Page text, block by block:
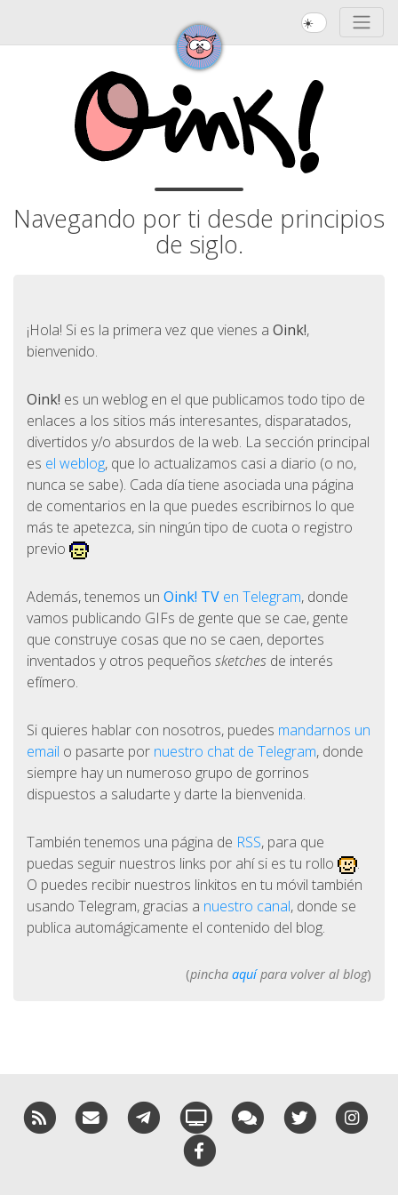
☀️
Navegando por ti desde principios
de siglo.
¡Hola! Si es la primera vez que vienes a Oink!,
bienvenido.
Oink! es un weblog en el que publicamos todo tipo de
enlaces a los sitios más interesantes, disparatados,
divertidos y/o absurdos de la web. La sección principal
es el weblog, que lo actualizamos casi a diario (o no,
nunca se sabe). Cada día tiene asociada una página
de comentarios en la que puedes escribirnos lo que
más te apetezca, sin ningún tipo de cuota o registro
previo
Además, tenemos un Oink! TV en Telegram, donde
vamos publicando GIFs de gente que se cae, gente
que construye cosas que no se caen, deportes
inventados y otros pequeños sketches de interés
efímero.
Si quieres hablar con nosotros, puedes mandarnos un
email o pasarte por nuestro chat de Telegram, donde
siempre hay un numeroso grupo de gorrinos
dispuestos a saludarte y darte la bienvenida.
También tenemos una página de RSS, para que
puedas seguir nuestros links por ahí si es tu rollo
.
O puedes recibir nuestros linkitos en tu móvil también
usando Telegram, gracias a nuestro canal, donde se
publica automágicamente el contenido del blog.
(pincha aquípara volver al blog)
RSS ¡Mándame un email!¡Nuestro canal en Telegram!
Oink! TV Charla con nosotros
Twitter